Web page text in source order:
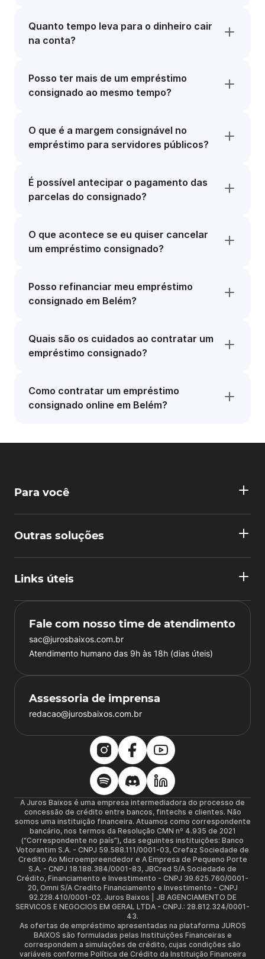
Quanto tempo leva para o dinheiro cair
na conta?
Posso ter mais de um empréstimo
consignado ao mesmo tempo?
O que é a margem consignável no
empréstimo para servidores públicos?
É possível antecipar o pagamento das
parcelas do consignado?
O que acontece se eu quiser cancelar
um empréstimo consignado?
Posso refinanciar meu empréstimo
consignado em Belém?
Quais são os cuidados ao contratar um
empréstimo consignado?
Como contratar um empréstimo
consignado online em Belém?
Para você
Outras soluções
Links úteis
Fale com nosso time de atendimento
sac@jurosbaixos.com.br
Atendimento humano das 9h às 18h (dias úteis)
Assessoria de imprensa
redacao@jurosbaixos.com.br
A Juros Baixos é uma empresa intermediadora do processo de
concessão de crédito entre bancos, fintechs e clientes. Não
somos uma instituição financeira. Atuamos como correspondente
bancário, nos termos da Resolução CMN nº 4.935 de 2021
(“Correspondente no país”), das seguintes instituições: Banco
Votorantim S.A. - CNPJ 59.588.111/0001-03, Crefaz Sociedade de
Credito Ao Microempreendedor e A Empresa de Pequeno Porte
S.A. - CNPJ 18.188.384/0001-83, JBCred S/A Sociedade de
Crédito, Financiamento e Investimento - CNPJ 39.625.760/0001-
20, Omni S/A Credito Financiamento e Investimento - CNPJ
92.228.410/0001-02. Juros Baixos | JB AGENCIAMENTO DE
SERVICOS E NEGOCIOS EM GERAL LTDA - CNPJ.: 28.812.324/0001-
43.
As ofertas de empréstimo apresentadas na plataforma JUROS
BAIXOS são formuladas pelas Instituições Financeiras e
correspondem a simulações de crédito, cujas condições são
variáveis conforme Política de Crédito da Instituição Financeira